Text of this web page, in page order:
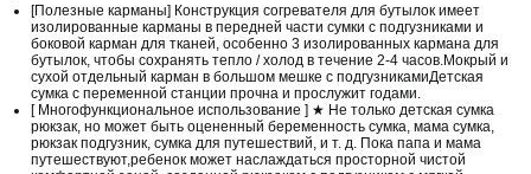
[Полезные карманы] Конструкция согревателя для бутылок имеет
изолированные карманы в передней части сумки с подгузниками и
боковой карман для тканей, особенно 3 изолированных кармана для
бутылок, чтобы сохранять тепло / холод в течение 2-4 часов.Мокрый и
сухой отдельный карман в большом мешке с подгузникамиДетская
сумка с переменной станции прочна и прослужит годами.
[ Многофункциональное использование ] ★ Не только детская сумка
рюкзак, но может быть оцененный беременность сумка, мама сумка,
рюкзак подгузник, сумка для путешествий, и т. д. Пока папа и мама
путешествуют,ребенок может наслаждаться просторной чистой